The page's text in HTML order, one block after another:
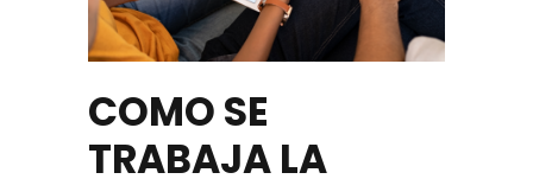
COMO SE
TRABAJA LA